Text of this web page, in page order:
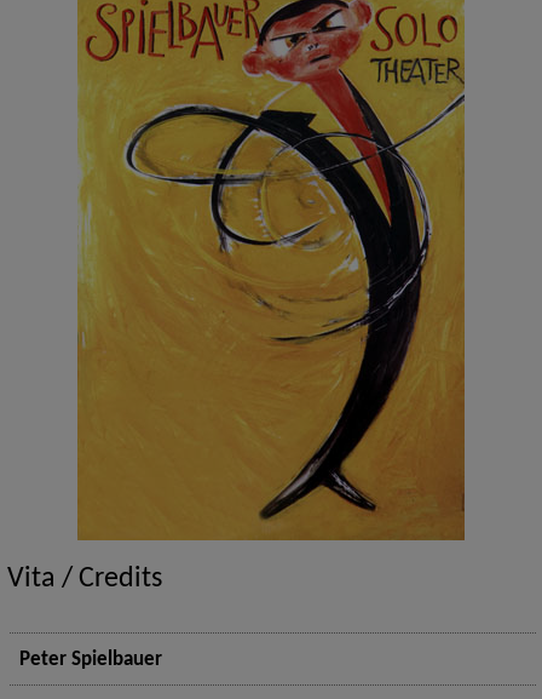
Vita / Credits
Peter Spielbauer